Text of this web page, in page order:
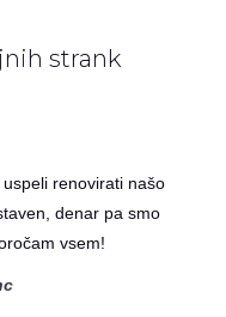
strank
renovirati našo
denar pa smo
vsem!